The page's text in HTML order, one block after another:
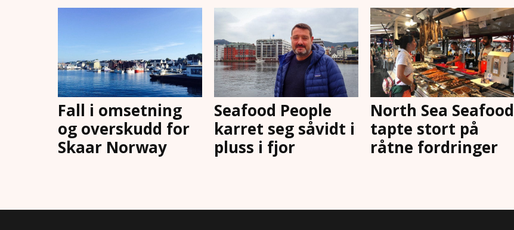
Fall i omsetning
og overskudd for
Skaar Norway
Seafood People
karret seg såvidt i
pluss i fjor
North Sea Seafood
tapte stort på
råtne fordringer